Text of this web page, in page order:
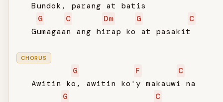
   Bundok, parang at batis
G
C Dm G
C
   Gumagaan ang hirap ko at pasakit
CHORUS
G F
C
   Awitin ko, awitin ko'y makauwi na
G
C